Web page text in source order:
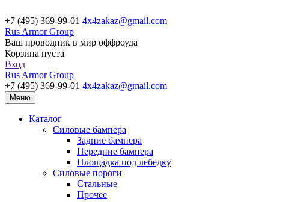
+7 (495) 369-99-01 4x4zakaz@gmail.com
Rus Armor Group
Ваш проводник в мир оффроуда
Корзина пуста
Вход
Rus Armor Group
+7 (495) 369-99-01 4x4zakaz@gmail.com
Меню
Каталог
Силовые бампера
Задние бампера
Передние бампера
Площадка под лебедку
Силовые пороги
Стальные
Прочее